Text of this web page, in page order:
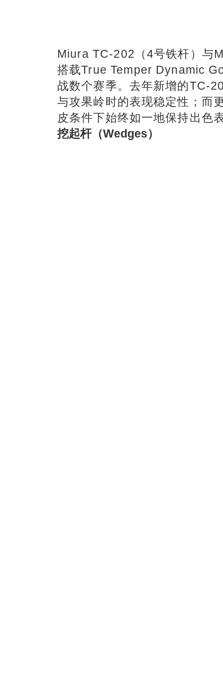
Miura TC-202（4号铁杆）与
搭载True Temper Dynamic
战数个赛季。去年新增的TC-
与攻果岭时的表现稳定性；而
皮条件下始终如一地保持出色
挖起杆（Wedges）